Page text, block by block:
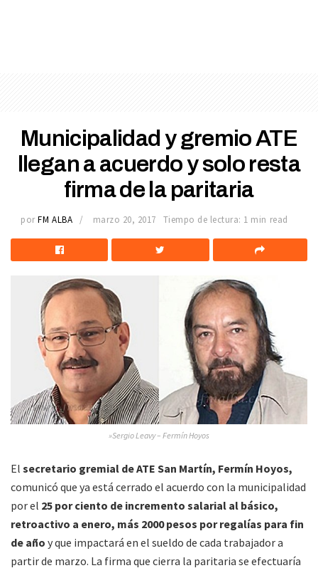
Municipalidad y gremio ATE
llegan a acuerdo y solo resta
firma de la paritaria
por FM ALBA marzo 20, 2017 Tiempo de lectura: 1 min read
»Sergio Leavy – Fermín Hoyos
El secretario gremial de ATE San Martín, Fermín Hoyos,
comunicó que ya está cerrado el acuerdo con la municipalidad
por el 25 por ciento de incremento salarial al básico,
retroactivo a enero, más 2000 pesos por regalías para fin
de año y que impactará en el sueldo de cada trabajador a
partir de marzo. La firma que cierra la paritaria se efectuaría